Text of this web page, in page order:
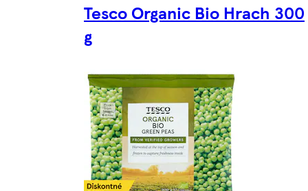
Tesco Organic Bio Hrach 300
g